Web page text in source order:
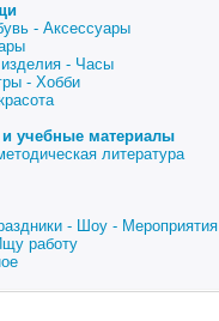
- Аксессуары
- Часы
- Хобби
и учебные материалы
литература
- Шоу - Мероприятия
работу